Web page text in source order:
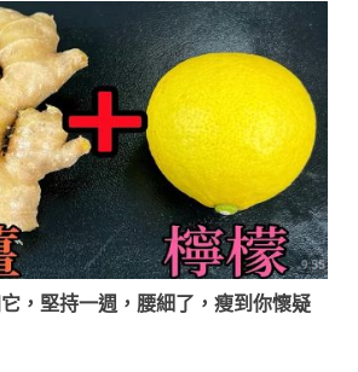
，堅持一週，腰細了，瘦到你懷疑